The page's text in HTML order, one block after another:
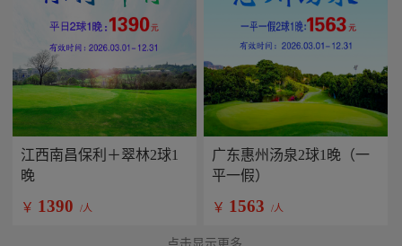
江西南昌保利＋翠林2球1
晚
￥ 1390 /人
广东惠州汤泉2球1晚（一
平一假）
￥ 1563 /人
点击显示更多